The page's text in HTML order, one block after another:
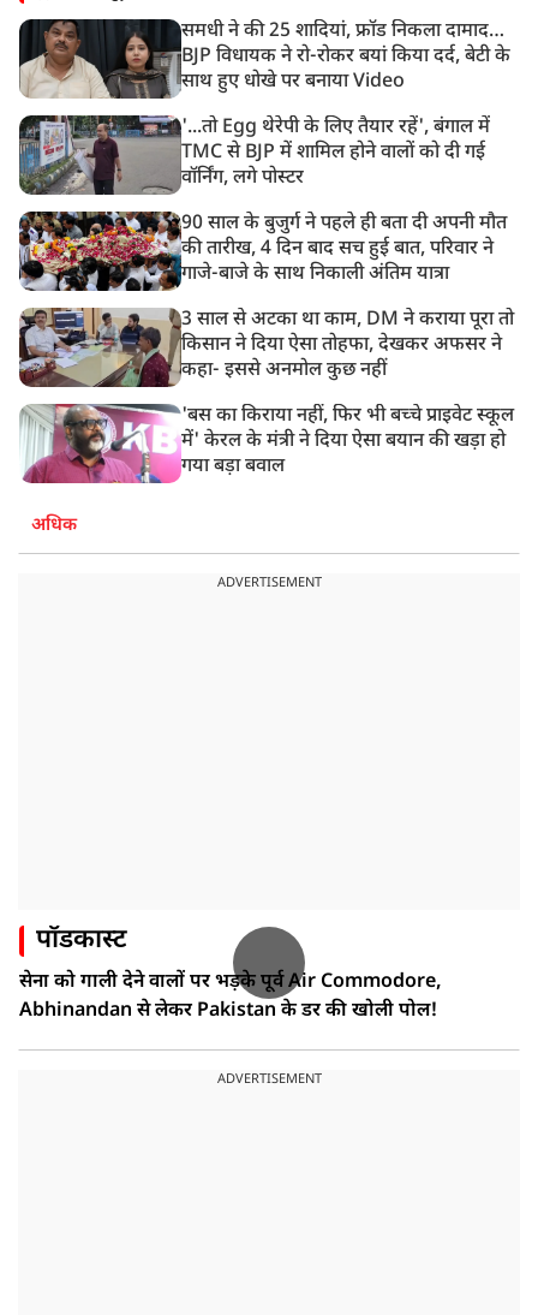
8:22 AM
देशभर में आज से 'हर घर तिरंगा' अभियान, सीएम योगी लखनऊ
में करेंगे यात्रा का शुभारंभ
समधी ने की 25 शादियां, फ्रॉड निकला दामाद…
BJP विधायक ने रो-रोकर बयां किया दर्द, बेटी के
साथ हुए धोखे पर बनाया Video
'...तो Egg थेरेपी के लिए तैयार रहें', बंगाल में
TMC से BJP में शामिल होने वालों को दी गई
वॉर्निंग, लगे पोस्टर
90 साल के बुजुर्ग ने पहले ही बता दी अपनी मौत
की तारीख, 4 दिन बाद सच हुई बात, परिवार ने
गाजे-बाजे के साथ निकाली अंतिम यात्रा
3 साल से अटका था काम, DM ने कराया पूरा तो
किसान ने दिया ऐसा तोहफा, देखकर अफसर ने
कहा- इससे अनमोल कुछ नहीं
'बस का किराया नहीं, फिर भी बच्चे प्राइवेट स्कूल
में' केरल के मंत्री ने दिया ऐसा बयान की खड़ा हो
गया बड़ा बवाल
अधिक
ADVERTISEMENT
पॉडकास्ट
सेना को गाली देने वालों पर भड़के पूर्व Air Commodore,
Abhinandan से लेकर Pakistan के डर की खोली पोल!
ADVERTISEMENT